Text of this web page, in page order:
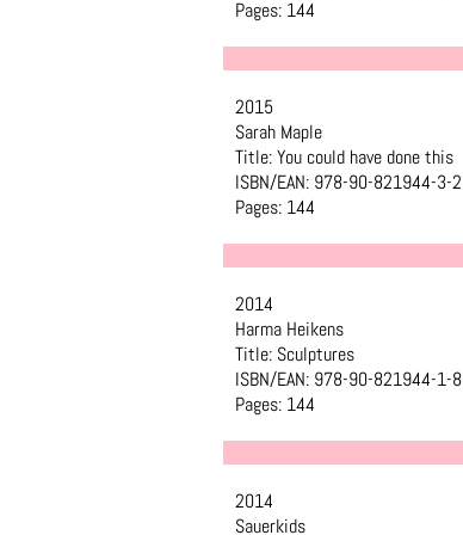
Pages: 144
2015
Sarah Maple
Title: You could have done this
ISBN/EAN: 978-90-821944-3-2
Pages: 144
2014
Harma Heikens
Title: Sculptures
ISBN/EAN: 978-90-821944-1-8
Pages: 144
2014
Sauerkids